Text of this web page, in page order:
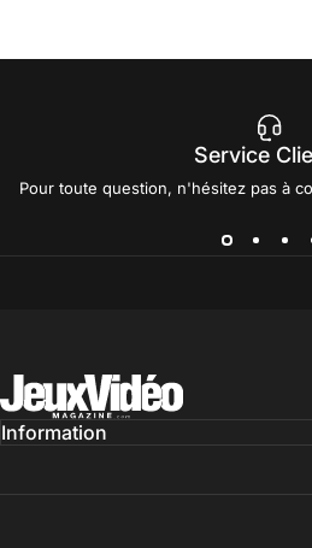
Service
Pour toute question, n'hésitez pas à
Jeux Vidéo Magazine
Information